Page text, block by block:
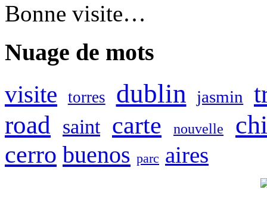
Bonne visite…
Nuage de mots
visite
torres dublin jasmin
road
saint carte nouvelle
cerro buenos parc aires